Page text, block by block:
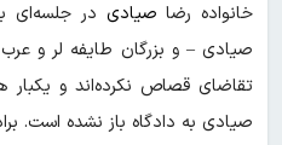
خانواده رضا صیادی در جلسه‌ای
صیادی – و بزرگان طایفه لر و
تقاضای قصاص نکرده‌اند و
صیادی به دادگاه باز نشده است.